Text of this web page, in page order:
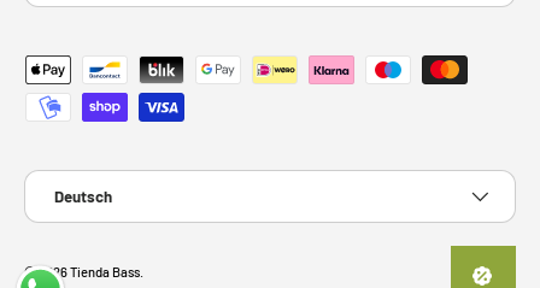
Zahlungsmethoden
Sprache
Deutsch
© 2026Tienda Bass